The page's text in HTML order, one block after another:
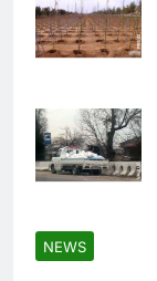
NEWS